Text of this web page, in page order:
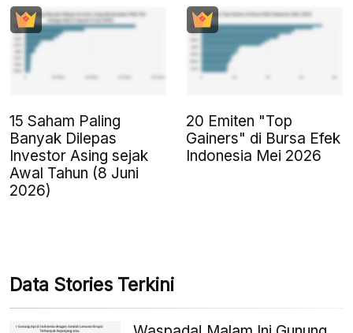
15 Saham Paling
Banyak Dilepas
Investor Asing sejak
Awal Tahun (8 Juni
2026)
20 Emiten "Top
Gainers" di Bursa Efek
Indonesia Mei 2026
Data Stories Terkini